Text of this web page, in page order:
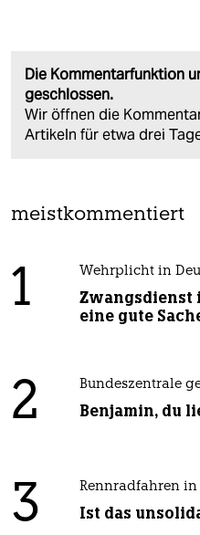
Die Kommentarfunktion
geschlossen.
Wir öffnen die
Artikeln für etwa drei
meistkommentiert
1 Wehrplicht in
Zwangsdienst
eine gute
2 Bundeszentrale
Benjamin, du
3 Rennradfahren in
Ist das